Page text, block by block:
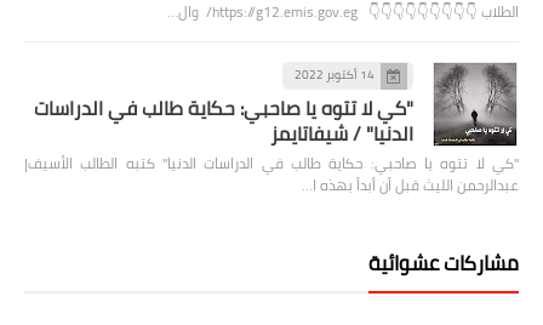
الطلاب 👇👇👇👇👇👇👇👇👇 https://g12.emis.gov.eg/ وال…
14 أكتوبر 2022
"كي لا تتوه يا صاحبي: حكاية طالب في الدراسات
الدنيا" / شيفاتايمز
"كي لا تتوه يا صاحبي: حكاية طالب في الدراسات الدنيا" كتبه الطالب الأسيف|
عبدالرحمن الليث قبل أن أبدأ بهذه ا…
مشاركات عشوائية